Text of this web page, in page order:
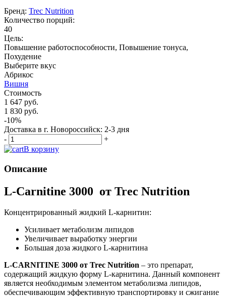
Бренд: Trec Nutrition
Количество порций:
40
Цель:
Повышение работоспособности, Повышение тонуса,
Похудение
Выберите вкус
Абрикос
Вишня
Стоимость
1 647 руб.
1 830 руб.
-10%
Доставка в г. Новороссийск: 2-3 дня
-
+
В корзину
Описание
L-Carnitine 3000 от Trec Nutrition
Концентрированный жидкий L-карнитин:
Усиливает метаболизм липидов
Увеличивает выработку энергии
Большая доза жидкого L-карнитина
L-CARNITINE 3000 от Trec Nutrition – это препарат,
содержащий жидкую форму L-карнитина. Данный компонент
является необходимым элементом метаболизма липидов,
обеспечивающим эффективную транспортировку и сжигание